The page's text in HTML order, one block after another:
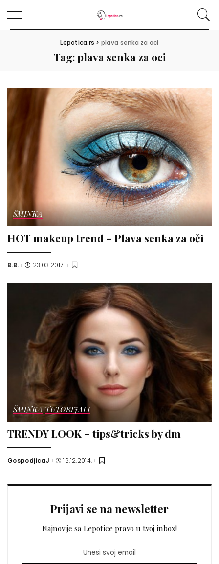
Lepotica.rs > plava senka za oci
Tag:plava senka za oci
ŠMINKA
HOT makeup trend – Plava senka za oči
Posted
B.B. 23.03.2017.
ŠMINKA TUTORIJALI
TRENDY LOOK – tips&tricks by dm
Posted
GospodjicaJ 16.12.2014.
Prijavi se na newsletter
Najnovije sa Lepotice pravo u tvoj inbox!